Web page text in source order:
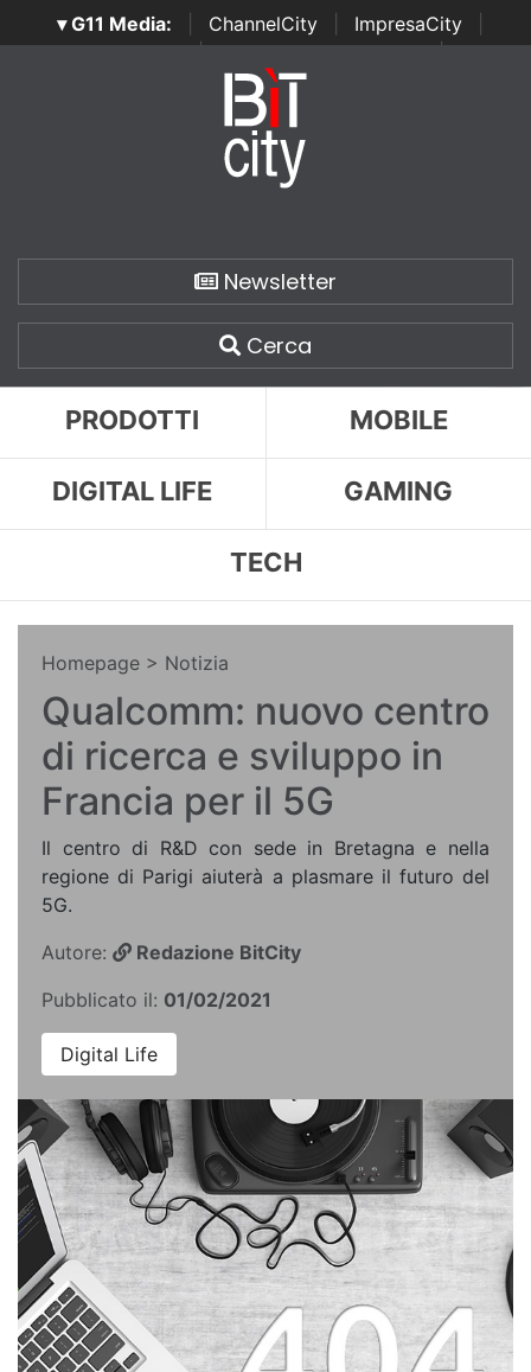
▾ G11 Media: ChannelCity ImpresaCity
SecurityOpenLab | Italian Channel Awards | Italian
Italian Security Awards
Newsletter
Cerca
PRODOTTI MOBILE
DIGITAL LIFE GAMING
TECH
Homepage > Notizia
Qualcomm: nuovo centro
di ricerca e sviluppo in
Francia per il 5G
Il centro di R&D con sede in Bretagna e nella
regione di Parigi aiuterà a plasmare il futuro del
5G.
Autore:
Redazione BitCity
Pubblicato il: 01/02/2021
Digital Life